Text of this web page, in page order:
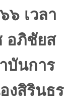
เวลา
อภิชัยส
บันการ
งสิรินธร